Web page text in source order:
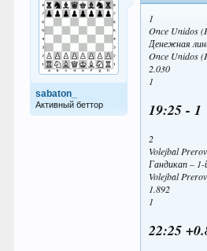
sabaton_
Активный беттор
1
Once Unidos
Денежная
Once Unidos
2.030
1
19:25 - 1
2
Volejbal
Гандикап –
Volejbal
1.892
1
22:25